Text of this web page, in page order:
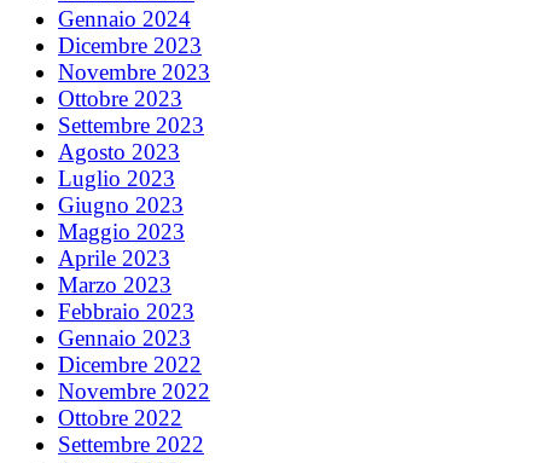
Gennaio 2024
Dicembre 2023
Novembre 2023
Ottobre 2023
Settembre 2023
Agosto 2023
Luglio 2023
Giugno 2023
Maggio 2023
Aprile 2023
Marzo 2023
Febbraio 2023
Gennaio 2023
Dicembre 2022
Novembre 2022
Ottobre 2022
Settembre 2022